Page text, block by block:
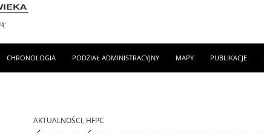
CHRONOLOGIA PODZIAŁ ADMINISTRACYJNY MAPY PUBLIKACJE
AKTUALNOŚCI, HFPC